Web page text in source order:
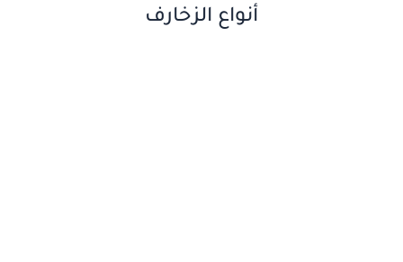
أنواع الزخارف